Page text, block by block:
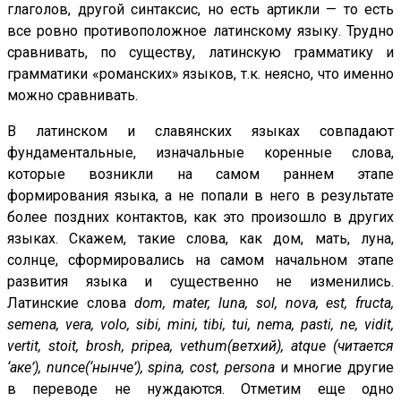
глаголов, другой синтаксис, но есть артикли — то есть
все ровно противоположное латинскому языку. Трудно
сравнивать, по существу, латинскую грамматику и
грамматики «романских» языков, т.к. неясно, что именно
можно сравнивать.
В латинском и славянских языках совпадают
фундаментальные, изначальные коренные слова,
которые возникли на самом раннем этапе
формирования языка, а не попали в него в результате
более поздних контактов, как это произошло в других
языках. Скажем, такие слова, как дом, мать, луна,
солнце, сформировались на самом начальном этапе
развития языка и существенно не изменились.
Латинские слова dom, mater, luna, sol, nova, est, fructa,
semena, vera, volo, sibi, mini, tibi, tui, nema, pasti, ne, vidit,
vertit, stoit, brosh, pripea, vethum(ветхий), atque (читается
‘аке’), nunce(‘нынче’), spina, cost, personaи многие другие
в переводе не нуждаются. Отметим еще одно